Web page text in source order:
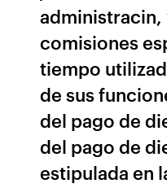
administracin,
comisiones
tiempo
de sus
del pago de
del pago de
estipulada en